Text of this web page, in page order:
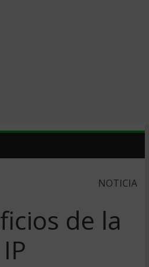
NOTICIA
de la